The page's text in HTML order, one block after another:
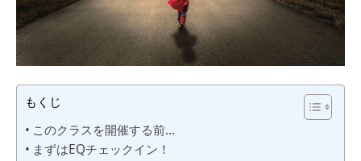
もくじ
このクラスを開催する前…
まずはEQチェックイン！